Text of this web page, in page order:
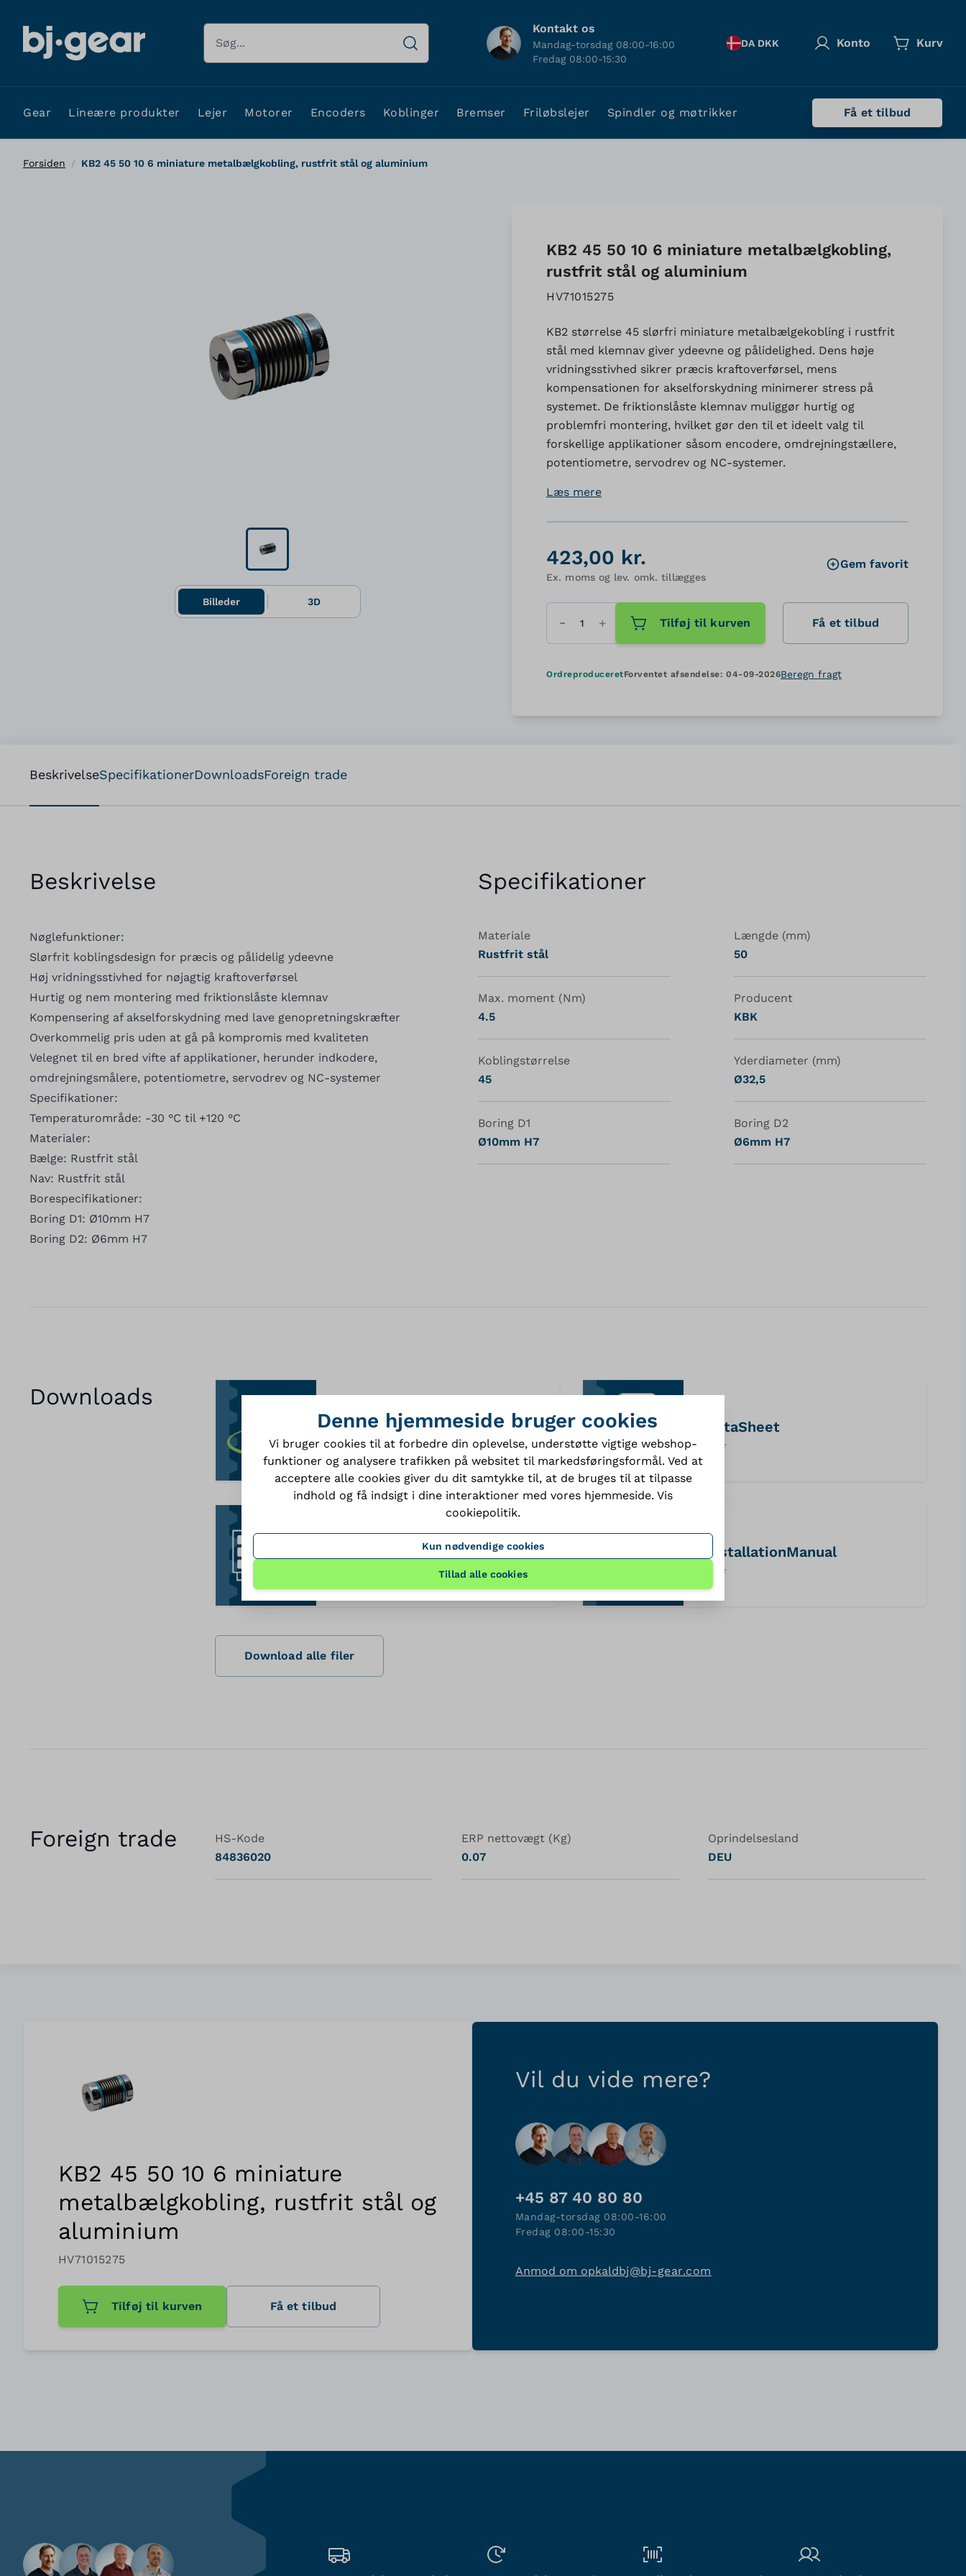
Søg Kontakt os
Mandag-torsdag 08:00-16:00
Fredag 08:00-15:30
DA DKK Konto Kurv
Gear Lineære produkter Lejer Motorer Encoders Koblinger Bremser Friløbslejer Spindler og møtrikker Få et tilbud
Forsiden / KB2 45 50 10 6 miniature metalbælgkobling, rustfrit stål og aluminium
Billeder 3D
KB2 45 50 10 6 miniature metalbælgkobling,
rustfrit stål og aluminium
HV71015275
KB2 størrelse 45 slørfri miniature metalbælgekobling i rustfrit
stål med klemnav giver ydeevne og pålidelighed. Dens høje
vridningsstivhed sikrer præcis kraftoverførsel, mens
kompensationen for akselforskydning minimerer stress på
systemet. De friktionslåste klemnav muliggør hurtig og
problemfri montering, hvilket gør den til et ideelt valg til
forskellige applikationer såsom encodere, omdrejningstællere,
potentiometre, servodrev og NC-systemer.
Læs mere
423,00 kr.
Ex. moms og lev. omk. tillægges
Gem favorit
Antal Tilføj til kurven Få et tilbud
OrdreproduceretForventet afsendelse: 04-09-2026Beregn fragt
BeskrivelseSpecifikationerDownloadsForeign trade
Beskrivelse
Nøglefunktioner:
Slørfrit koblingsdesign for præcis og pålidelig ydeevne
Høj vridningsstivhed for nøjagtig kraftoverførsel
Hurtig og nem montering med friktionslåste klemnav
Kompensering af akselforskydning med lave genopretningskræfter
Overkommelig pris uden at gå på kompromis med kvaliteten
Velegnet til en bred vifte af applikationer, herunder indkodere,
omdrejningsmålere, potentiometre, servodrev og NC-systemer
Specifikationer:
Temperaturområde: -30 °C til +120 °C
Materialer:
Bælge: Rustfrit stål
Nav: Rustfrit stål
Borespecifikationer:
Boring D1: Ø10mm H7
Boring D2: Ø6mm H7
Specifikationer
Materiale
Rustfrit stål
Længde (mm)
50
Max. moment (Nm)
4.5
Producent
KBK
Koblingstørrelse
45
Yderdiameter (mm)
Ø32,5
Boring D1
Ø10mm H7
Boring D2
Ø6mm H7
Downloads
3dfile
STP
dataSheet
PDF
installationManual
PDF
Download alle filer
Foreign trade
HS-Kode
84836020
ERP nettovægt (Kg)
0.07
Oprindelsesland
DEU
KB2 45 50 10 6 miniature
metalbælgkobling, rustfrit stål og
aluminium
HV71015275
Tilføj til kurven Få et tilbud
Vil du vide mere?
+45 87 40 80 80
Mandag-torsdag 08:00-16:00
Fredag 08:00-15:30
Anmod om opkaldbj@bj-gear.com
Denne hjemmeside bruger cookies
Vi bruger cookies til at forbedre din oplevelse, understøtte vigtige webshop-
funktioner og analysere trafikken på websitet til markedsføringsformål. Ved at
acceptere alle cookies giver du dit samtykke til, at de bruges til at tilpasse
indhold og få indsigt i dine interaktioner med vores hjemmeside. Vis
cookiepolitik.
Kun nødvendige cookies
Tillad alle cookies